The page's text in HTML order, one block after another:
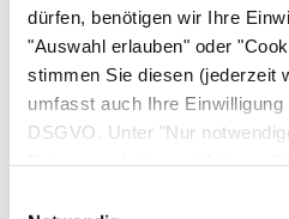
dürfen, benötigen wir Ihre
"Auswahl erlauben" oder
stimmen Sie diesen (jederzeit
umfasst auch Ihre
DSGVO. Unter "Nur
Leukozyten,CRP) oder
Untersuchungsverfahren
Zur Behandlung öffnet der
Abszess, entleert ihn und
Wunde aus. In schweren